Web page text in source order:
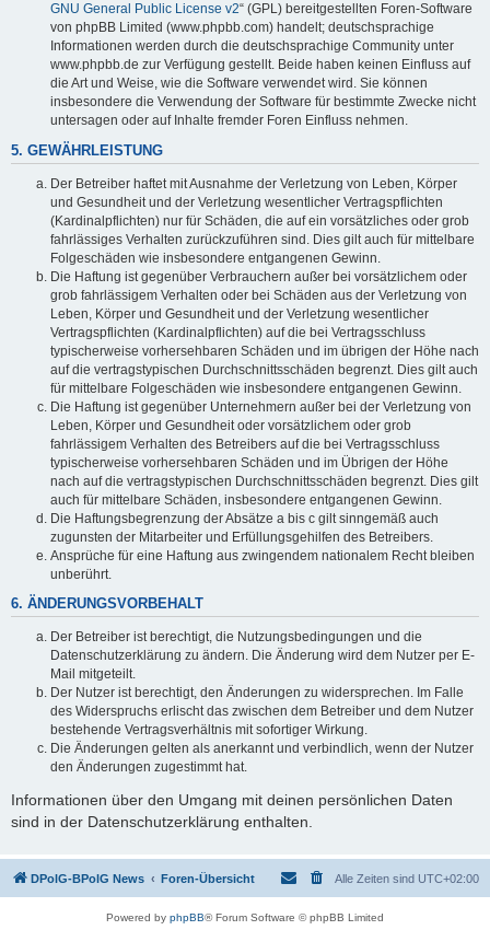
GNU General Public License v2“ (GPL) bereitgestellten Foren-Software
von phpBB Limited (www.phpbb.com) handelt; deutschsprachige
Informationen werden durch die deutschsprachige Community unter
www.phpbb.de zur Verfügung gestellt. Beide haben keinen Einfluss auf
die Art und Weise, wie die Software verwendet wird. Sie können
insbesondere die Verwendung der Software für bestimmte Zwecke nicht
untersagen oder auf Inhalte fremder Foren Einfluss nehmen.
5. GEWÄHRLEISTUNG
Der Betreiber haftet mit Ausnahme der Verletzung von Leben, Körper
und Gesundheit und der Verletzung wesentlicher Vertragspflichten
(Kardinalpflichten) nur für Schäden, die auf ein vorsätzliches oder grob
fahrlässiges Verhalten zurückzuführen sind. Dies gilt auch für mittelbare
Folgeschäden wie insbesondere entgangenen Gewinn.
Die Haftung ist gegenüber Verbrauchern außer bei vorsätzlichem oder
grob fahrlässigem Verhalten oder bei Schäden aus der Verletzung von
Leben, Körper und Gesundheit und der Verletzung wesentlicher
Vertragspflichten (Kardinalpflichten) auf die bei Vertragsschluss
typischerweise vorhersehbaren Schäden und im übrigen der Höhe nach
auf die vertragstypischen Durchschnittsschäden begrenzt. Dies gilt auch
für mittelbare Folgeschäden wie insbesondere entgangenen Gewinn.
Die Haftung ist gegenüber Unternehmern außer bei der Verletzung von
Leben, Körper und Gesundheit oder vorsätzlichem oder grob
fahrlässigem Verhalten des Betreibers auf die bei Vertragsschluss
typischerweise vorhersehbaren Schäden und im Übrigen der Höhe
nach auf die vertragstypischen Durchschnittsschäden begrenzt. Dies gilt
auch für mittelbare Schäden, insbesondere entgangenen Gewinn.
Die Haftungsbegrenzung der Absätze a bis c gilt sinngemäß auch
zugunsten der Mitarbeiter und Erfüllungsgehilfen des Betreibers.
Ansprüche für eine Haftung aus zwingendem nationalem Recht bleiben
unberührt.
6. ÄNDERUNGSVORBEHALT
Der Betreiber ist berechtigt, die Nutzungsbedingungen und die
Datenschutzerklärung zu ändern. Die Änderung wird dem Nutzer per E-
Mail mitgeteilt.
Der Nutzer ist berechtigt, den Änderungen zu widersprechen. Im Falle
des Widerspruchs erlischt das zwischen dem Betreiber und dem Nutzer
bestehende Vertragsverhältnis mit sofortiger Wirkung.
Die Änderungen gelten als anerkannt und verbindlich, wenn der Nutzer
den Änderungen zugestimmt hat.
Informationen über den Umgang mit deinen persönlichen Daten
sind in der Datenschutzerklärung enthalten.
DPolG-BPolG News Foren-Übersicht Alle Zeiten sind UTC+02:00
Powered by phpBB® Forum Software © phpBB Limited